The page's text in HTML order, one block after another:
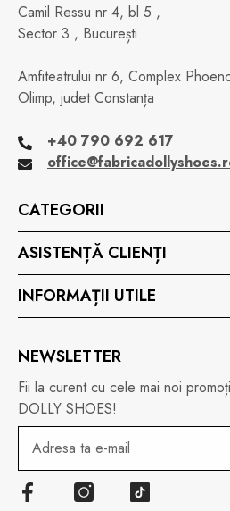
Camil Ressu nr 4, bl 5 ,
Sector 3 , București
Amfiteatrului nr 6, Complex
Olimp, judet Constanța
+40 790 692 617
CATEGORII
ASISTENȚĂ CLIENȚI
INFORMAȚII UTILE
NEWSLETTER
Fii la curent cu cele mai noi
DOLLY SHOES!